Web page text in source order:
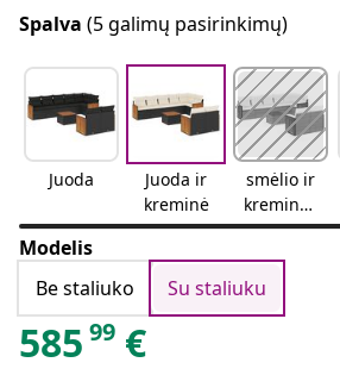
Spalva (5 galimų pasirinkimų)
Juoda
Juoda ir
kreminė
smėlio ir
kreminės
spalvos
Modelis
Be staliuko
Su staliuku
585 99 €